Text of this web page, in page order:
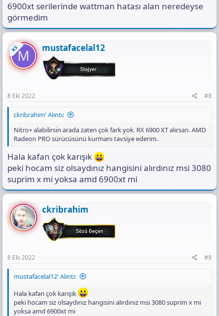
6900xt serilerinde wattman hatası alan neredeyse
görmedim
KSM mustafacelal12
8 Eki 2022 #8
ckribrahim' Alıntı:
Nitro+ alabilirsin arada zaten çok fark yok. RX 6900 XT alırsan. AMD
Radeon PRO sürücüsünü kurmanı tavsiye ederim.
Hala kafan çok karışık
peki hocam siz olsaydınız hangisini alırdınız msi 3080
suprim x mi yoksa amd 6900xt mi
ckribrahim
8 Eki 2022 #9
mustafacelal12' Alıntı:
Hala kafan çok karışık
peki hocam siz olsaydınız hangisini alırdınız msi 3080 suprim x mi
yoksa amd 6900xt mi